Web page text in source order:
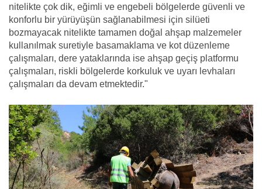
nitelikte çok dik, eğimli ve engebeli bölgelerde güvenli ve
konforlu bir yürüyüşün sağlanabilmesi için silüeti
bozmayacak nitelikte tamamen doğal ahşap malzemeler
kullanılmak suretiyle basamaklama ve kot düzenleme
çalışmaları, dere yataklarında ise ahşap geçiş platformu
çalışmaları, riskli bölgelerde korkuluk ve uyarı levhaları
çalışmaları da devam etmektedir."